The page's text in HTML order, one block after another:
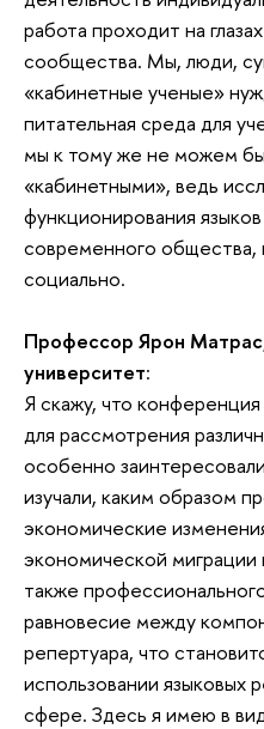
работа проходит на
сообщества. Мы, люди,
«кабинетные ученые»
питательная среда для
мы к тому же не можем
«кабинетными», ведь
функционирования
современного
социально.
Профессор Ярон
университет:
Я скажу, что
для рассмотрения
особенно
изучали, каким образом
экономические
экономической миграции
также
равновесие между
репертуара, что
использовании языковых
сфере. Здесь я имею в